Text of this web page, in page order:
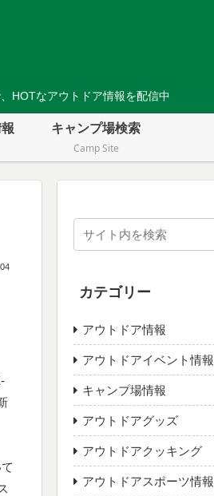
HOTなアウトドア情報を配信中
キャンプ場検索
Camp Site
カテゴリー
アウトドア情報
アウトドアイベント情報
キャンプ場情報
アウトドアグッズ
アウトドアクッキング
アウトドアスポーツ情報